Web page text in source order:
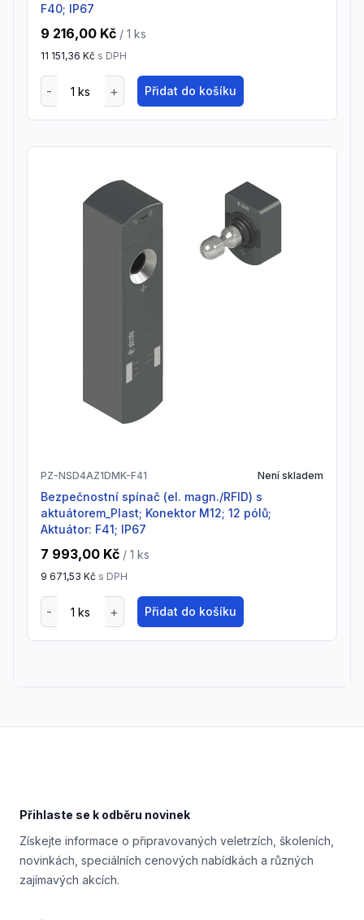
F40; IP67
9 216,00 Kč / 1 ks
11 151,36 Kč s DPH
Přidat do košíku
PZ-NSD4AZ1DMK-F41 Není skladem
Bezpečnostní spínač (el. magn./RFID) s
aktuátorem_Plast; Konektor M12; 12 pólů;
Aktuátor: F41; IP67
7 993,00 Kč / 1 ks
9 671,53 Kč s DPH
Přidat do košíku
Přihlaste se k odběru novinek
Získejte informace o připravovaných veletrzích, školeních,
novinkách, speciálních cenových nabídkách a různých
zajímavých akcích.